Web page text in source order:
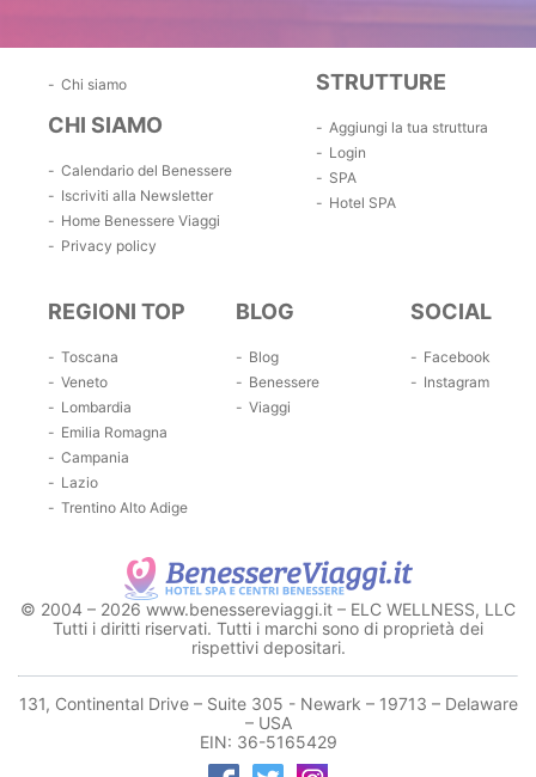
Chi siamo
CHI SIAMO
Calendario del Benessere
Iscriviti alla Newsletter
Home Benessere Viaggi
Privacy policy
STRUTTURE
Aggiungi la tua struttura
Login
SPA
Hotel SPA
REGIONI TOP
Toscana
Veneto
Lombardia
Emilia Romagna
Campania
Lazio
Trentino Alto Adige
BLOG
Blog
Benessere
Viaggi
SOCIAL
Facebook
Instagram
© 2004 – 2026 www.benessereviaggi.it – ELC WELLNESS, LLC
Tutti i diritti riservati. Tutti i marchi sono di proprietà dei
rispettivi depositari.
131, Continental Drive – Suite 305 - Newark – 19713 – Delaware
– USA
EIN: 36-5165429